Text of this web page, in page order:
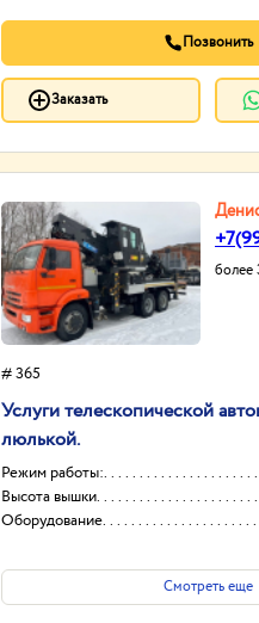
Позвонить
Заказать
более
# 365
Услуги телескопической
люлькой.
Режим работы:
Высота вышки
Оборудование
Смотреть еще